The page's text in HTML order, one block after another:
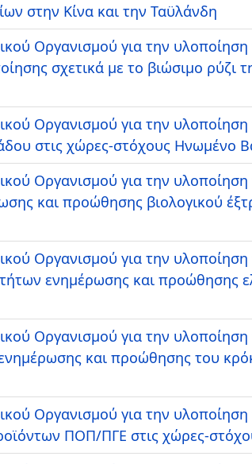
στην Κίνα και την Ταϋλάνδη
Οργανισμού για την
σχετικά με το βιώσιμο ρύζι
Οργανισμού για την
στις χώρες-στόχους Ηνωμένο
Οργανισμού για την
και προώθησης βιολογικού
Οργανισμού για την
ενημέρωσης και προώθησης
Οργανισμού για την
και προώθησης του
Οργανισμού για την
ΠΟΠ/ΠΓΕ στις χώρες-